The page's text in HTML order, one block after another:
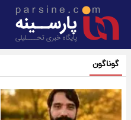
گوناگون